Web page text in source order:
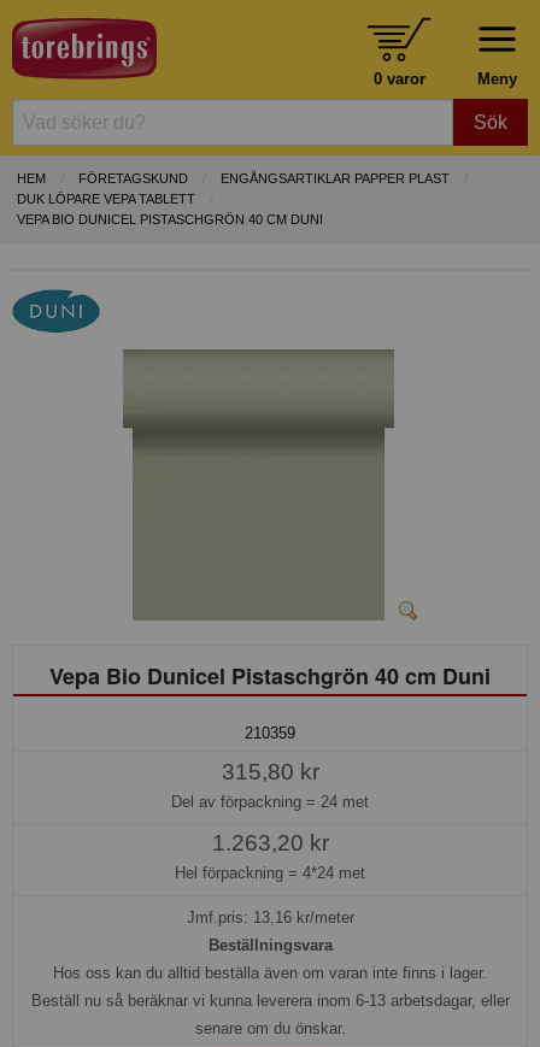
Meny
0 varor
Sök
HEM FÖRETAGSKUND
ENGÅNGSARTIKLAR PAPPER PLAST
DUK LÖPARE VEPA TABLETT
VEPA BIO DUNICEL PISTASCHGRÖN 40 CM DUNI
Vepa Bio Dunicel Pistaschgrön 40 cm Duni
210359
315,80 kr
Del av förpackning = 24 met
1.263,20 kr
Hel förpackning = 4*24 met
Jmf.pris: 13,16kr/meter
Beställningsvara
Hos oss kan du alltid beställa även om varan inte finns i lager.
Beställ nu så beräknar vi kunna leverera inom 6-13 arbetsdagar, eller
senare om du önskar.